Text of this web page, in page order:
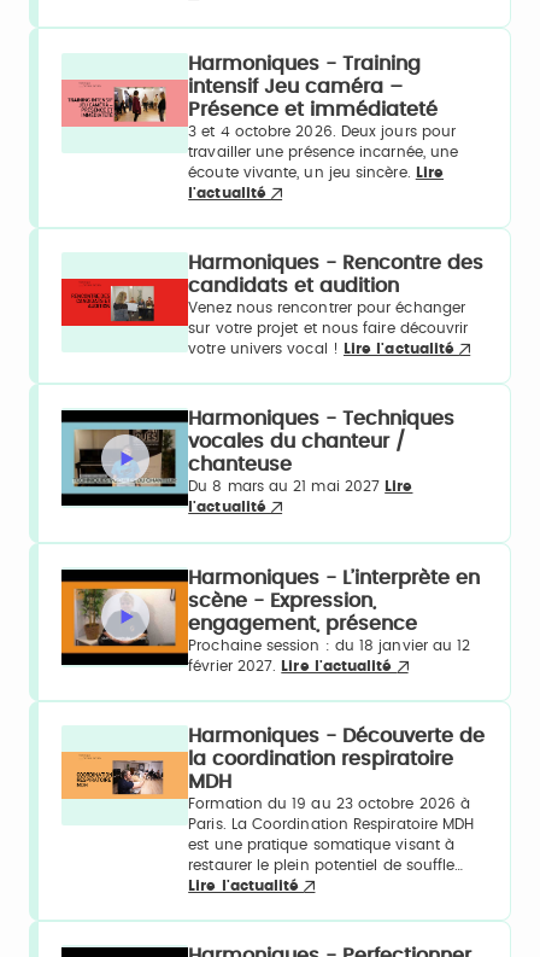
Harmoniques - Training
intensif Jeu caméra –
Présence et immédiateté
3 et 4 octobre 2026. Deux jours pour
travailler une présence incarnée, une
écoute vivante, un jeu sincère.
Lire
l'actualité
Harmoniques - Rencontre des
candidats et audition
Venez nous rencontrer pour échanger
sur votre projet et nous faire découvrir
votre univers vocal !
Lire l'actualité
Harmoniques - Techniques
vocales du chanteur /
chanteuse
Du 8 mars au 21 mai 2027
Lire
l'actualité
Harmoniques - L’interprète en
scène - Expression,
engagement, présence
Prochaine session : du 18 janvier au 12
février 2027.
Lire l'actualité
Harmoniques - Découverte de
la coordination respiratoire
MDH
Formation du 19 au 23 octobre 2026 à
Paris. La Coordination Respiratoire MDH
est une pratique somatique visant à
restaurer le plein potentiel de souffle…
Lire l'actualité